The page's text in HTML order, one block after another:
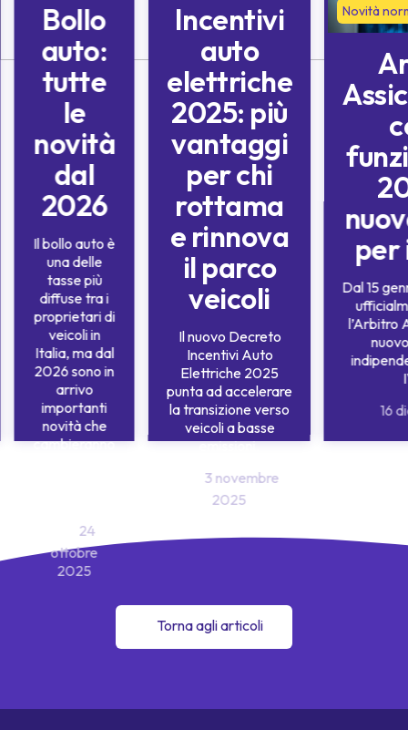
Novità
normative
Bollo
auto:
tutte
le
novità
dal
2026
Il bollo auto è
una delle
tasse più
diffuse tra i
proprietari di
veicoli in
Italia, ma dal
2026 sono in
arrivo
importanti
novità che
cambieranno
24
ottobre
2025
Novità normative
Incentivi
auto
elettriche
2025: più
vantaggi
per chi
rottama
e rinnova
il parco
veicoli
Il nuovo Decreto
Incentivi Auto
Elettriche 2025
punta ad accelerare
la transizione verso
veicoli a basse
emissioni.
3 novembre
2025
Novità
per
Dal 15
l’Arbitro
16
Torna agli articoli